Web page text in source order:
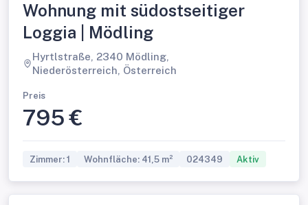
Wohnung mit südostseitiger
Loggia | Mödling
Hyrtlstraße, 2340 Mödling,
Niederösterreich, Österreich
Preis
795 €
Zimmer: 1 Wohnfläche: 41,5 m² 024349 Aktiv